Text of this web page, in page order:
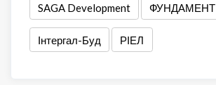
SAGA Development ФУНДАМЕНТ
Інтергал-Буд РІЕЛ